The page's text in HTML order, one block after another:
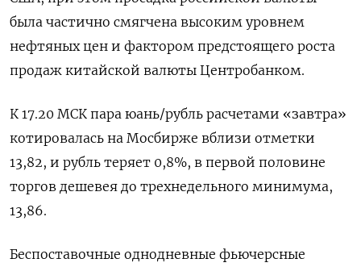
была частично смягчена высоким уровнем
нефтяных цен и фактором предстоящего роста
продаж китайской валюты Центробанком.
К 17.20 МСК пара юань/рубль расчетами «завтра»
котировалась на Мосбирже вблизи отметки
13,82, и рубль теряет 0,8%, в первой половине
торгов дешевея до трехнедельного минимума,
13,86.
Беспоставочные однодневные фьючерсные